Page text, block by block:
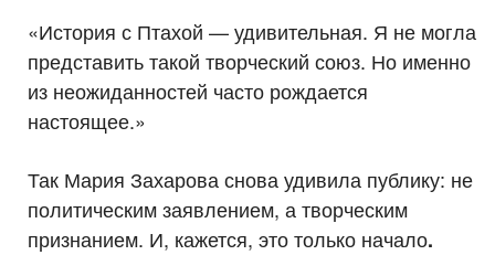
«История с Птахой — удивительная. Я не могла
представить такой творческий союз. Но именно
из неожиданностей часто рождается
настоящее.»
Так Мария Захарова снова удивила публику: не
политическим заявлением, а творческим
признанием. И, кажется, это только начало.